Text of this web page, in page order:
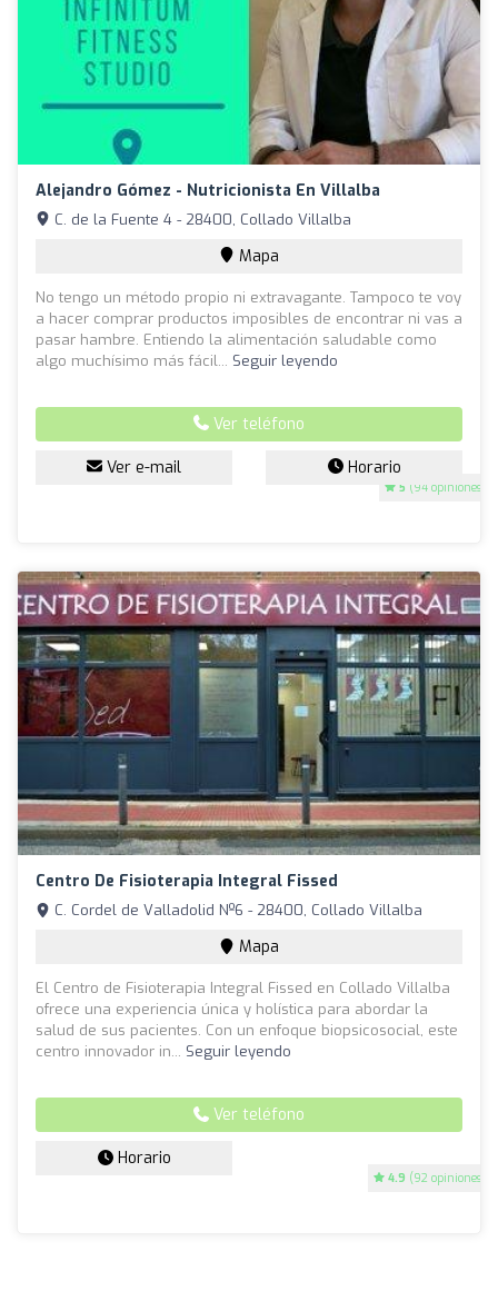
Alejandro Gómez - Nutricionista En Villalba
5 (94 opiniones)
C. de la Fuente 4 - 28400, Collado Villalba
Mapa
No tengo un método propio ni extravagante. Tampoco te voy
a hacer comprar productos imposibles de encontrar ni vas a
pasar hambre. Entiendo la alimentación saludable como
algo muchísimo más fácil... Seguir leyendo
Ver teléfono
Ver e-mail Horario
Centro De Fisioterapia Integral Fissed
4.9 (92 opiniones)
C. Cordel de Valladolid Nº6 - 28400, Collado Villalba
Mapa
El Centro de Fisioterapia Integral Fissed en Collado Villalba
ofrece una experiencia única y holística para abordar la
salud de sus pacientes. Con un enfoque biopsicosocial, este
centro innovador in... Seguir leyendo
Ver teléfono
Horario